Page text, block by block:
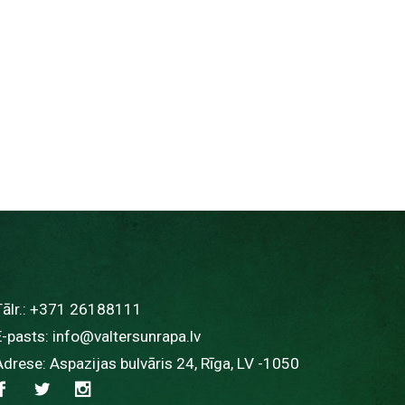
+371 26188111
pasts: info@valtersunrapa.lv
Aspazijas bulvāris 24, Rīga, LV -1050